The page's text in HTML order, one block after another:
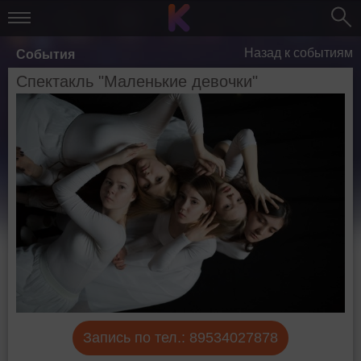
События Назад к событиям
Спектакль "Маленькие девочки"
Запись по тел.: 89534027878